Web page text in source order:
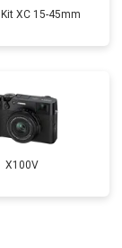
XC 15-45mm
X100V